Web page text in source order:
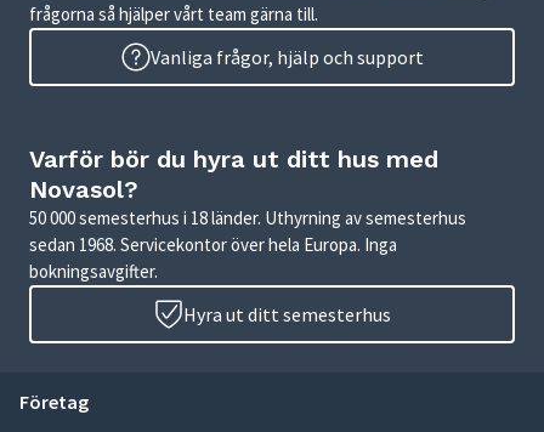
frågorna så hjälper vårt team gärna till.
Vanliga frågor, hjälp och support
Varför bör du hyra ut ditt hus med
Novasol?
50 000 semesterhus i 18 länder. Uthyrning av semesterhus
sedan 1968. Servicekontor över hela Europa. Inga
bokningsavgifter.
Hyra ut ditt semesterhus
Företag